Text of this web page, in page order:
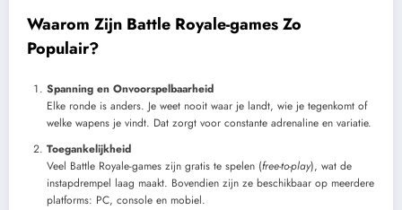
Waarom Zijn Battle Royale-games Zo
Populair?
Spanning en Onvoorspelbaarheid
Elke ronde is anders. Je weet nooit waar je landt, wie je tegenkomt of
welke wapens je vindt. Dat zorgt voor constante adrenaline en variatie.
Toegankelijkheid
Veel Battle Royale-games zijn gratis te spelen (free-to-play), wat de
instapdrempel laag maakt. Bovendien zijn ze beschikbaar op meerdere
platforms: PC, console en mobiel.